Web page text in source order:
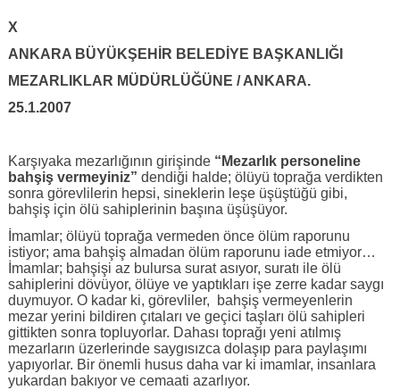
X
ANKARA BÜYÜKŞEHİR BELEDİYE BAŞKANLIĞI
MEZARLIKLAR MÜDÜRLÜĞÜNE / ANKARA.
25.1.2007
Karşıyaka mezarlığının girişinde “Mezarlık personeline
bahşiş vermeyiniz” dendiği halde; ölüyü toprağa verdikten
sonra görevlilerin hepsi, sineklerin leşe üşüştüğü gibi,
bahşiş için ölü sahiplerinin başına üşüşüyor.
İmamlar; ölüyü toprağa vermeden önce ölüm raporunu
istiyor; ama bahşiş almadan ölüm raporunu iade etmiyor…
İmamlar; bahşişi az bulursa surat asıyor, suratı ile ölü
sahiplerini dövüyor, ölüye ve yaptıkları işe zerre kadar saygı
duymuyor. O kadar ki, görevliler, bahşiş vermeyenlerin
mezar yerini bildiren çıtaları ve geçici taşları ölü sahipleri
gittikten sonra topluyorlar. Dahası toprağı yeni atılmış
mezarların üzerlerinde saygısızca dolaşıp para paylaşımı
yapıyorlar. Bir önemli husus daha var ki imamlar, insanlara
yukardan bakıyor ve cemaati azarlıyor.